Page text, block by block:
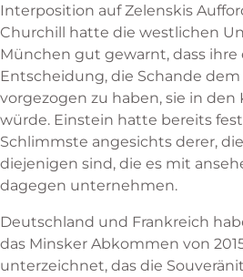
Interposition auf Zelenskis
Churchill hatte die westlichen
München gut gewarnt, dass
Entscheidung, die Schande dem
vorgezogen zu haben, sie in den
würde. Einstein hatte bereits
Schlimmste angesichts derer,
diejenigen sind, die es mit
dagegen unternehmen.
Deutschland und Frankreich
das Minsker Abkommen von
unterzeichnet, das die